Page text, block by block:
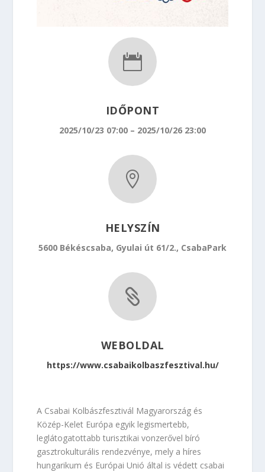

IDŐPONT
2025/10/23 07:00 – 2025/10/26 23:00

HELYSZÍN
5600 Békéscsaba, Gyulai út 61/2., CsabaPark

WEBOLDAL
https://www.csabaikolbaszfesztival.hu/
A Csabai Kolbászfesztivál Magyarország és
Közép-Kelet Európa egyik legismertebb,
leglátogatottabb turisztikai vonzerővel bíró
gasztrokulturális rendezvénye, mely a híres
hungarikum és Európai Unió által is védett csabai